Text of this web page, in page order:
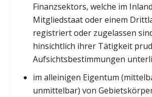
Finanzsektors, welche im
Mitgliedstaat oder einem
registriert oder zugelassen
hinsichtlich ihrer Tätigkeit
Aufsichtsbestimmungen
im alleinigen Eigentum
unmittelbar) von